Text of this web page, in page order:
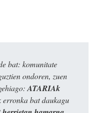
bat: komunitate
ondoren, zuen
ATARIAk
bat daukagu